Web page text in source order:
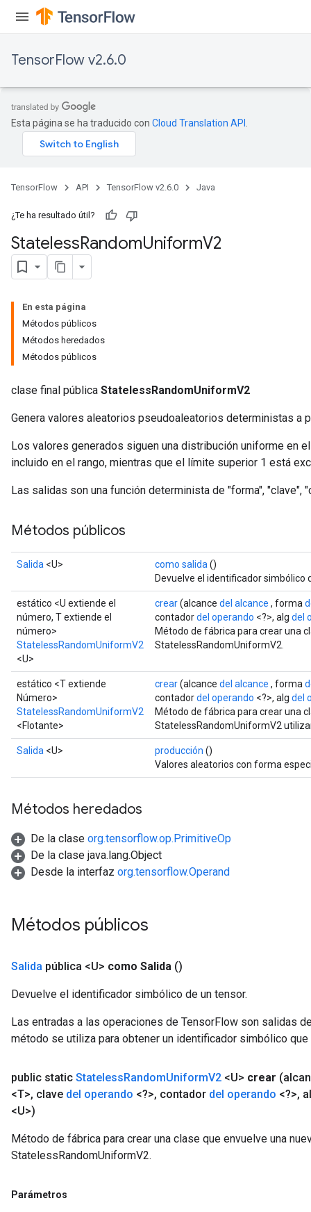
TensorFlow v2.6.0
Esta página se ha traducido con Cloud Translation API
TensorFlow API TensorFlow v2.6.0 Java
¿Te ha resultado útil?
StatelessRandomUniformV2
En esta página
Métodos públicos
Métodos heredados
Métodos públicos
clase final pública StatelessRandomUniformV2
Genera valores aleatorios pseudoaleatorios deterministas a
Los valores generados siguen una distribución uniforme en
incluido en el rango, mientras que el límite superior 1 está
Las salidas son una función determinista de "forma", "clave",
Métodos públicos
Salida <U> como salida ()
Devuelve el identificador simbólico
estático <U extiende el
número, T extiende el
número>
StatelessRandomUniformV2
<U>
crear(alcance del alcance , forma
contadordel operando <?>, alg del
Método de fábrica para crear una
StatelessRandomUniformV2.
estático <T extiende
Número>
StatelessRandomUniformV2
<Flotante>
crear(alcance del alcance , forma
contadordel operando <?>, alg del
Método de fábrica para crear una
StatelessRandomUniformV2
Salida <U> producción ()
Valores aleatorios con forma
Métodos heredados
De la clase org.tensorflow.op.PrimitiveOp
De la clase java.lang.Object
Desde la interfaz org.tensorflow.Operand
Métodos públicos
Salida pública <U> como Salida ()
Devuelve el identificador simbólico de un tensor.
Las entradas a las operaciones de TensorFlow son salidas
método se utiliza para obtener un identificador simbólico
public static StatelessRandomUniformV2 <U> crear
<T>, clave del operando <?>, contador del operando <?>,
<U>)
Método de fábrica para crear una clase que envuelve una
StatelessRandomUniformV2.
Parámetros